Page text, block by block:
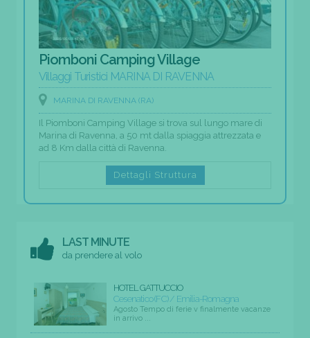
Piomboni Camping Village
Villaggi Turistici MARINA DI RAVENNA
MARINA DI RAVENNA (RA)
Il Piomboni Camping Village si trova sul lungo mare di
Marina di Ravenna, a 50 mt dalla spiaggia attrezzata e
ad 8 Km dalla città di Ravenna.
Dettagli Struttura
LAST MINUTE
da prendere al volo
HOTEL GATTUCCIO
Cesenatico (FC) / Emilia-Romagna
Agosto Tempo di ferie v finalmente vacanze
in arrivo ...